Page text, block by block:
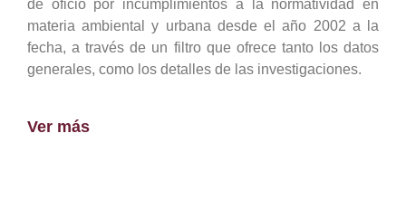
de oficio por incumplimientos a la normatividad en
materia ambiental y urbana desde el año 2002 a la
fecha, a través de un filtro que ofrece tanto los datos
generales, como los detalles de las investigaciones.
Ver más